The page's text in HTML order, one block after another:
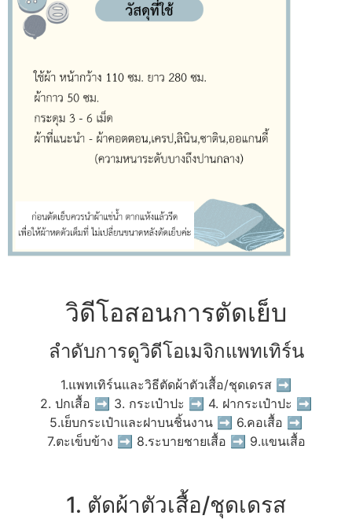
วิดีโอสอนการตัดเย็บ
ลำดับการดูวิดีโอเมจิกแพทเทิร์น
1.แพทเทิร์นและวิธีตัดผ้าตัวเสื้อ/ชุดเดรส ➡
2. ปกเสื้อ ➡ 3. กระเป๋าปะ ➡ 4. ฝากระเป๋าปะ ➡
5.เย็บกระเป๋าและฝาบนชิ้นงาน ➡ 6.คอเสื้อ ➡
7.ตะเข็บข้าง ➡ 8.ระบายชายเสื้อ ➡ 9.แขนเสื้อ
1. ตัดผ้าตัวเสื้อ/ชุดเดรส